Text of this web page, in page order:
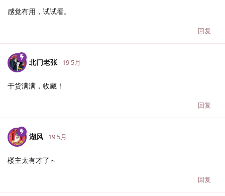
感觉有用，试试看。
回复
北门老张 19 5月
干货满满，收藏！
回复
湖风 19 5月
楼主太有才了～
回复